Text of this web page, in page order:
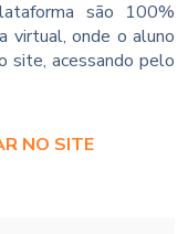
são 100%
virtual, onde o aluno
site, acessando pelo
NO SITE